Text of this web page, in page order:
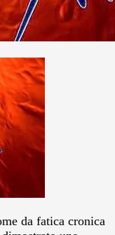
da fatica cronica